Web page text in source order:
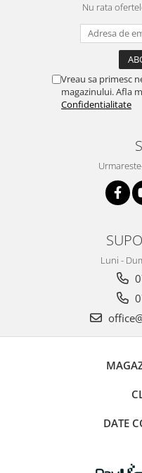
Nu rata
Vreau sa primesc
magazinului. Afla
Confidentialitate
Luni -
DATE